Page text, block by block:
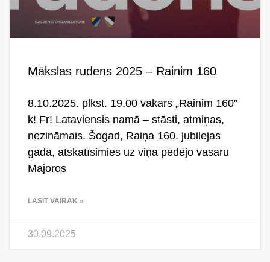
Mākslas rudens 2025 – Rainim 160
8.10.2025. plkst. 19.00 vakars „Rainim 160”
k! Fr! Lataviensis namā – stāsti, atmiņas,
nezināmais. Šogad, Raiņa 160. jubilejas
gadā, atskatīsimies uz viņa pēdējo vasaru
Majoros
LASĪT VAIRĀK »
30.09.2025